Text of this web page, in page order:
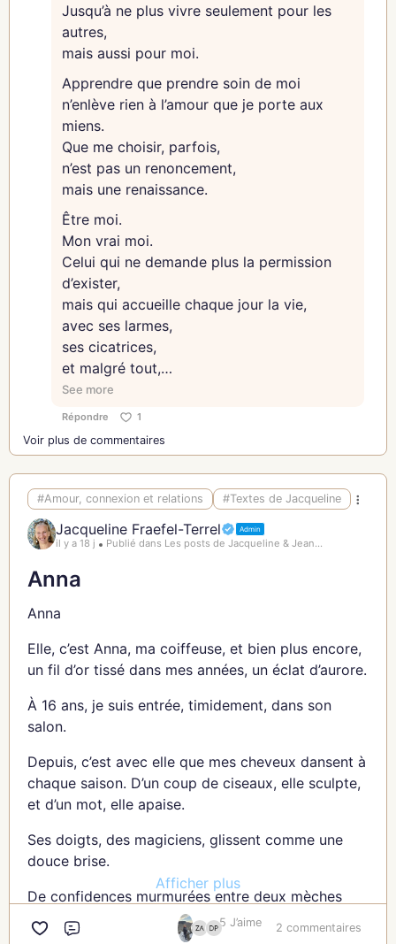
Jusqu’à ne plus vivre seulement pour les
autres,
mais aussi pour moi.
Apprendre que prendre soin de moi
n’enlève rien à l’amour que je porte aux
miens.
Que me choisir, parfois,
n’est pas un renoncement,
mais une renaissance.
Être moi.
Mon vrai moi.
Celui qui ne demande plus la permission
d’exister,
mais qui accueille chaque jour la vie,
avec ses larmes,
ses cicatrices,
et malgré tout,
sa lumière.
See more
Répondre 1
Voir plus de commentaires
#Amour, connexion et relations #Textes de Jacqueline
Jacqueline Fraefel-Terrel Admin
il y a 18 j Publié dans Les posts de Jacqueline & Jean...
Anna
Anna
Elle, c’est Anna, ma coiffeuse, et bien plus encore,
un fil d’or tissé dans mes années, un éclat d’aurore.
À 16 ans, je suis entrée, timidement, dans son
salon.
Depuis, c’est avec elle que mes cheveux dansent à
chaque saison. D’un coup de ciseaux, elle sculpte,
et d’un mot, elle apaise.
Ses doigts, des magiciens, glissent comme une
douce brise.
De confidences murmurées entre deux mèches
tombées, aux éclats de rire qui résonnent, comme
des secrets envolés.
Afficher plus
5 J’aime 2 commentaires